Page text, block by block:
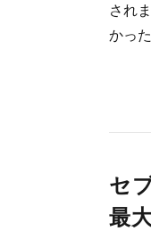
され
かっ
セ
最